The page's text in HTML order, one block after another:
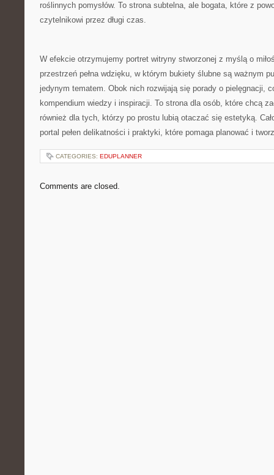
roślinnych pomysłów. To strona subtelna, ale bogata, które z
czytelnikowi przez długi czas.
W efekcie otrzymujemy portret witryny stworzonej z myślą o
przestrzeń pełna wdzięku, w którym bukiety ślubne są ważnym
jedynym tematem. Obok nich rozwijają się porady o pielęgnacji,
kompendium wiedzy i inspiracji. To strona dla osób, które chcą
również dla tych, którzy po prostu lubią otaczać się estetyką.
portal pełen delikatności i praktyki, które pomaga planować i
CATEGORIES: EDUPLANNER
Comments are closed.